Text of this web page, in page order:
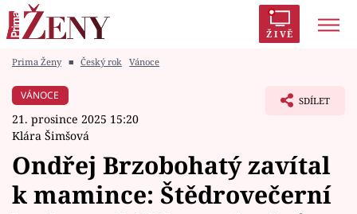
ŽIVĚ
Módní alarm
Témata
Prima Ženy ■ Český rok Vánoce
VÁNOCE
21. prosince 2025 15:20
Klára Šimšová
SDÍLET
Ondřej Brzobohatý zavítal
k mamince: Štědrovečerní